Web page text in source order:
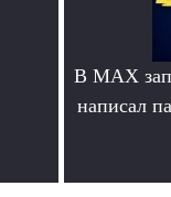
В MAX
написал